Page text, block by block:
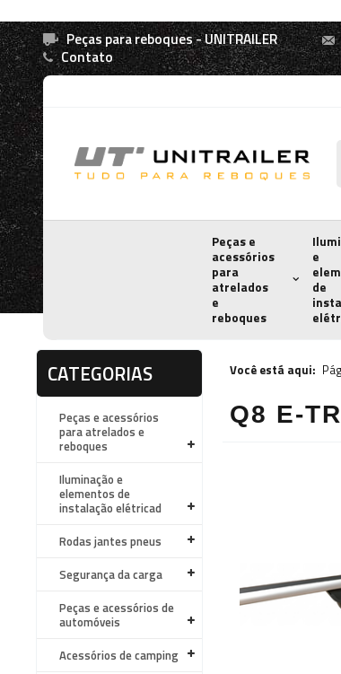
Peças para reboques - UNITRAILER
Contato
Peças e
acessórios
para
atrelados
e
reboques
e
de
CATEGORIAS
Peças e acessórios
para atrelados e
reboques
Iluminação e
elementos de
instalação elétricad
Rodas jantes pneus
Segurança da carga
Peças e acessórios de
automóveis
Acessórios de camping
Você está aqui:
Q8 E-